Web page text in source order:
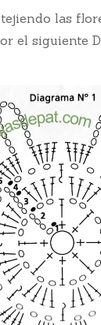
las
el siguiente